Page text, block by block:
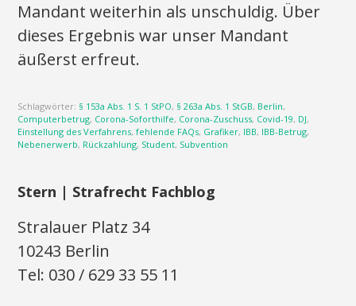
Mandant weiterhin als unschuldig. Über
dieses Ergebnis war unser Mandant
äußerst erfreut.
Schlagwörter: § 153a Abs. 1 S. 1 StPO, § 263a Abs. 1 StGB, Berlin,
Computerbetrug, Corona-Soforthilfe, Corona-Zuschuss, Covid-19, DJ,
Einstellung des Verfahrens,fehlende FAQs, Grafiker, IBB, IBB-Betrug,
Nebenerwerb, Rückzahlung, Student, Subvention
Stern | Strafrecht Fachblog
Stralauer Platz 34
10243 Berlin
Tel: 030 / 629 33 55 11